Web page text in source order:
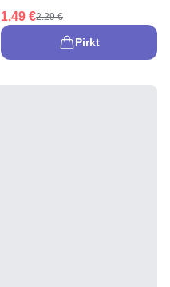
1.49 €2.29 €
Pirkt